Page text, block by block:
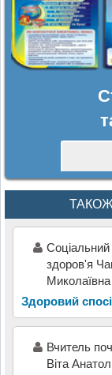
Соціальний
здоров'я
Миколаївна
Здоровий
Вчитель
Віта